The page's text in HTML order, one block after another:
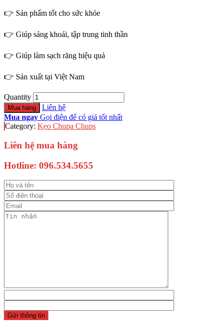
👉 Sản phẩm tốt cho sức khỏe
👉 Giúp sảng khoái, tập trung tinh thần
👉 Giúp làm sạch răng hiệu quả
👉 Sản xuất tại Việt Nam
Quantity
Mua hàng
Liên hệ
Mua ngay Gọi điện để có giá tốt nhất
Category: Kẹo Chupa Chups
Liên hệ mua hàng
Hotline: 096.534.5655